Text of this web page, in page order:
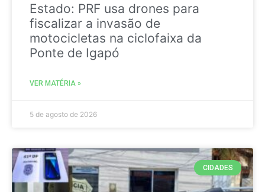
Estado: PRF usa drones para
fiscalizar a invasão de
motocicletas na ciclofaixa da
Ponte de Igapó
VER MATÉRIA »
5 de agosto de 2026
CIDADES